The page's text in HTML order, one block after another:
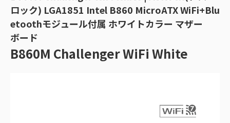
ロック) LGA1851 Intel B860 MicroATX WiFi+Blu
etoothモジュール付属 ホワイトカラー マザー
ボード
B860M Challenger WiFi White